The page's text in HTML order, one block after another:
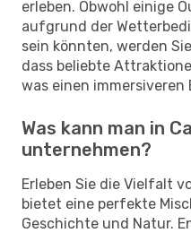
erleben. Obwohl einige
aufgrund der
sein könnten, werden
dass beliebte
was einen
Was kann man in
unternehmen?
Erleben Sie die Vielfalt
bietet eine perfekte
Geschichte und Natur.